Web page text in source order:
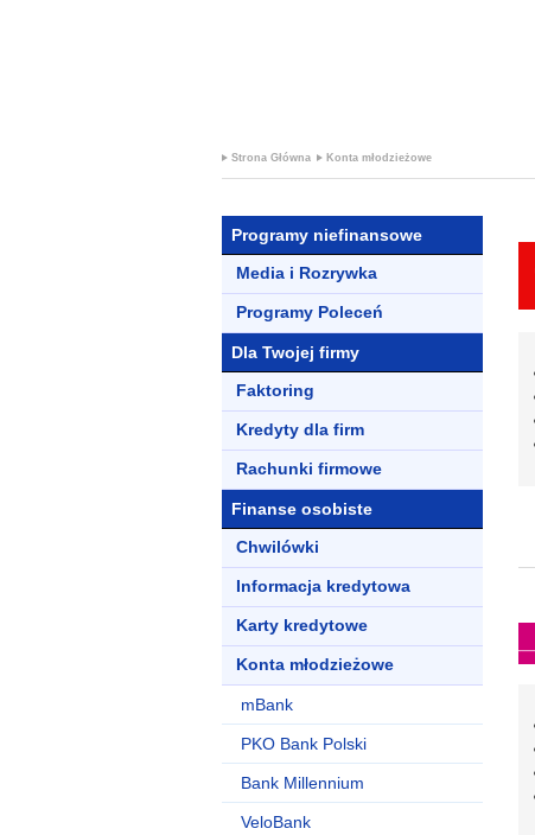
Strona Główna Konta młodzieżowe
Programy niefinansowe
Media i Rozrywka
Programy Poleceń
Dla Twojej firmy
Faktoring
Kredyty dla firm
Rachunki firmowe
Finanse osobiste
Chwilówki
Informacja kredytowa
Karty kredytowe
Konta młodzieżowe
mBank
PKO Bank Polski
Bank Millennium
VeloBank